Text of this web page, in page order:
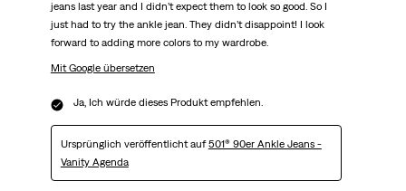
jeans last year and I didn’t expect them to look so good. So I
just had to try the ankle jean. They didn’t disappoint! I look
forward to adding more colors to my wardrobe.
Mit Google übersetzen
Ja, Ich würde dieses Produkt empfehlen.
Ursprünglich veröffentlicht auf501® 90er Ankle Jeans -
Vanity Agenda